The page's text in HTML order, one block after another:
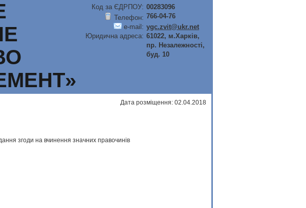
Код за ЄДРПОУ: 00283096
Телефон: 766-04-76
e-mail: ygc.zvit@ukr.net
Юридична адреса: 61022, м.Харків,
пр. Незалежності,
буд. 10
Дата розміщення: 02.04.2018
згоди на вчинення значних правочинів